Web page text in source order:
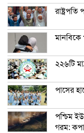
মানবিকে
২২৬টি
পাসের
পশ্চিম
গরম: